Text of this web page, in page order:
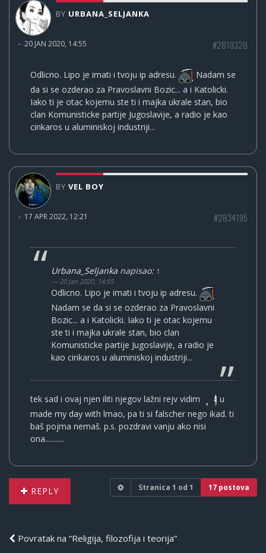
BY URBANA_SELJANKA
- 20 JAN 2020, 14:55 #2819328
Odlicno. Lipo je imati i tvoju ip adresu.
Nadam se
da si se ozderao za Pravoslavni Bozic... a i Katolicki.
Iako ti je otac kojemu ste ti i majka ukrale stan, bio
clan Komunisticke partije Jugoslavije, a radio je kao
cinkaros u aluminiskoj industriji...
BY VEL BOY
- 17 APR 2022, 12:21 #2834195
Urbana_Seljanka napisao: ↑
20 Jan 2020, 14:55
Odlicno. Lipo je imati i tvoju ip adresu.
Nadam se da si se ozderao za Pravoslavni
Bozic... a i Katolicki. Iako ti je otac kojemu
ste ti i majka ukrale stan, bio clan
Komunisticke partije Jugoslavije, a radio je
kao cinkaros u aluminiskoj industriji...
tek sad i ovaj njen iliti njegov lažni rejv vidim
u
made my day with lmao, pa ti si falscher nego ikad. ti
baš pojma nemaš. p.s. pozdravi vanju ako nisi
ona...........
REPLY Stranica 1 od 1 17 postova
Povratak na “Religija, filozofija i teorija”